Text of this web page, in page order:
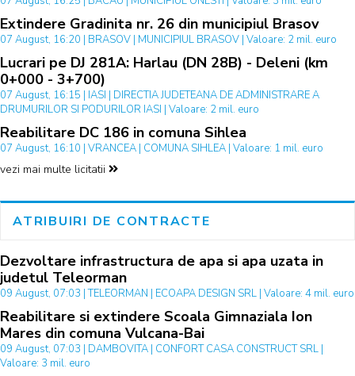
Extindere Gradinita nr. 26 din municipiul Brasov
07 August, 16:20 | BRASOV | MUNICIPIUL BRASOV | Valoare: 2 mil. euro
Lucrari pe DJ 281A: Harlau (DN 28B) - Deleni (km
0+000 - 3+700)
07 August, 16:15 | IASI | DIRECTIA JUDETEANA DE ADMINISTRARE A
DRUMURILOR SI PODURILOR IASI | Valoare: 2 mil. euro
Reabilitare DC 186 in comuna Sihlea
07 August, 16:10 | VRANCEA | COMUNA SIHLEA | Valoare: 1 mil. euro
vezi mai multe licitatii
ATRIBUIRI DE CONTRACTE
Dezvoltare infrastructura de apa si apa uzata in
judetul Teleorman
09 August, 07:03 | TELEORMAN | ECOAPA DESIGN SRL | Valoare: 4 mil. euro
Reabilitare si extindere Scoala Gimnaziala Ion
Mares din comuna Vulcana-Bai
09 August, 07:03 | DAMBOVITA | CONFORT CASA CONSTRUCT SRL |
Valoare: 3 mil. euro